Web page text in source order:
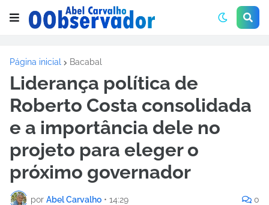
Página inicial Bacabal
Liderança política de
Roberto Costa consolidada
e a importância dele no
projeto para eleger o
próximo governador
por Abel Carvalho • 14:29 0